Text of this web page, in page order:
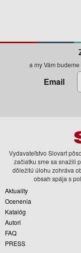
a my Vám
Email
Vydavateľstvo Slovart
začiatku sme sa snažili
dôležitú úlohu zohráva
obsah spája s
Aktuality
Ocenenia
Katalóg
Autori
FAQ
PRESS